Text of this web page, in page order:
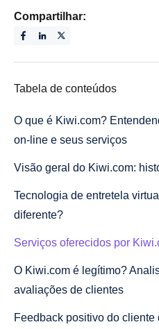
Compartilhar:
Tabela de conteúdos
O que é Kiwi.com?
on-line e seus serviços
Visão geral do Kiwi.com:
Tecnologia de entretela
diferente?
Serviços oferecidos por
O Kiwi.com é legítimo?
avaliações de clientes
Feedback positivo do cliente